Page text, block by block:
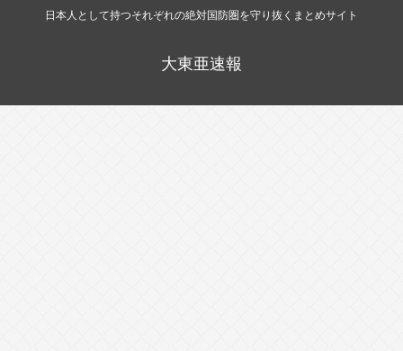
日本人として持つそれぞれの絶対国防圏を守り抜くまとめサイト
大東亜速報